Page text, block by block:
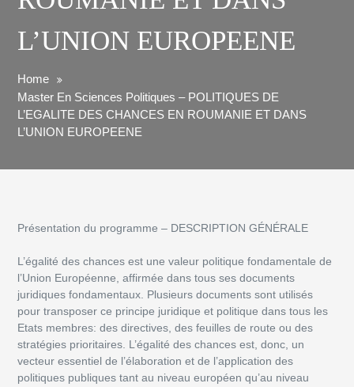
L’UNION EUROPEENE
Home
Master En Sciences Politiques – POLITIQUES DE
L’EGALITE DES CHANCES EN ROUMANIE ET DANS
L’UNION EUROPEENE
Présentation du programme – DESCRIPTION GÉNÉRALE
L’égalité des chances est une valeur politique fondamentale de
l’Union Européenne, affirméedans tous ses documents
juridiques fondamentaux. Plusieurs documents sont utilisés
pour transposer ce principe juridique et politique dans tous les
Etats membres: des directives, des feuilles de route ou des
stratégies prioritaires. L’égalité des chances est, donc, un
vecteur essentiel de l’élaboration et de l’application des
politiques publiques tant au niveau européen qu’au niveau